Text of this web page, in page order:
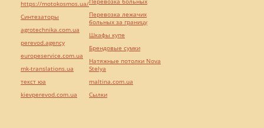
https://motokosmos.ua/
Синтезаторы
agrotechnika.com.ua
perevod.agency
europeservice.com.ua
mk-translations.ua
текст юа
kievperevod.com.ua
Перевозка лежачих
больных за границу
Шкафы купе
Брендовые сумки
Натяжные потолки Nova
Stelya
maltina.com.ua
Cылки